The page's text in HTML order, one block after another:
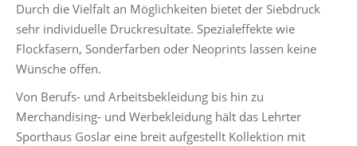
Durch die Vielfalt an Möglichkeiten bietet der Siebdruck
sehr individuelle Druckresultate. Spezialeffekte wie
Flockfasern, Sonderfarben oder Neoprints lassen keine
Wünsche offen.
Von Berufs- und Arbeitsbekleidung bis hin zu
Merchandising- und Werbekleidung hält das Lehrter
Sporthaus Goslar eine breit aufgestellt Kollektion mit